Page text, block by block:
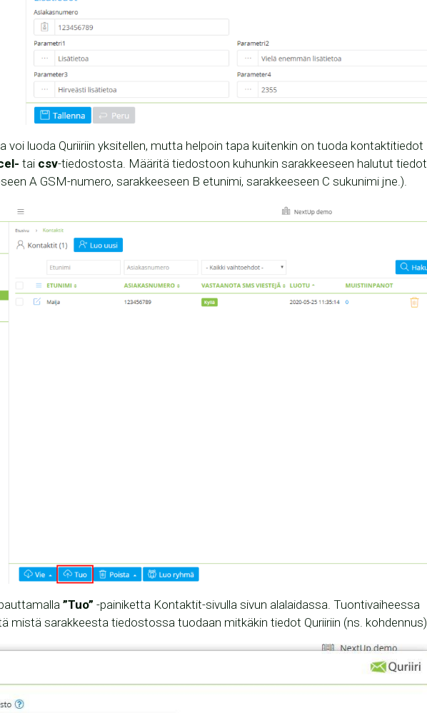
voi luoda Quriiriin yksitellen, mutta helpoin tapa kuitenkin on tuoda kontaktitiedot
tai csv-tiedostosta. Määritä tiedostoon kuhunkin sarakkeeseen halutut tiedot
A GSM-numero, sarakkeeseen B etunimi, sarakkeeseen C sukunimi jne.).
”Tuo” -painiketta Kontaktit-sivulla sivun alalaidassa. Tuontivaiheessa
mistä sarakkeesta tiedostossa tuodaan mitkäkin tiedot Quriiriin (ns. kohdennus).